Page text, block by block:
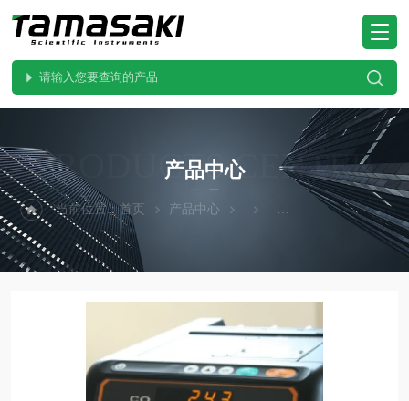
PRODUCTS CENTER
产品中心
当前位置：首页 产品中心 KOMYOKK光明理化